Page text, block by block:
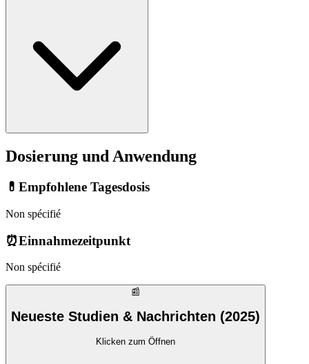
Dosierung und Anwendung
💊 Empfohlene Tagesdosis
Non spécifié
⏰Einnahmezeitpunkt
Non spécifié
📰
Neueste Studien & Nachrichten (2025)
Klicken zum Öffnen